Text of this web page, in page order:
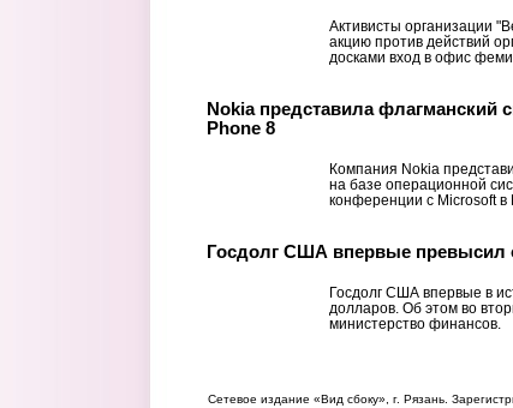
Активисты организации
акцию против действий
досками вход в офис
Nokia представила флагманский
Phone 8
Компания Nokia
на базе операционной
конференции с Microsoft
Госдолг США впервые превысил
Госдолг США впервые в
долларов. Об этом во
министерство финансов.
Сетевое издание «Вид сбоку», г. Рязань.